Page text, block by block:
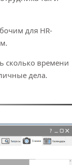
для HR-
сколько времени
дела.